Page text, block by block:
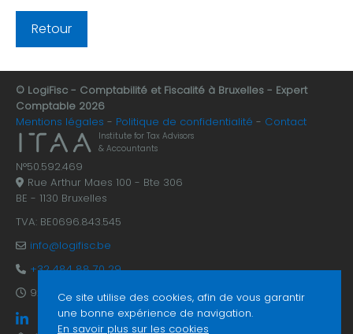
Retour
© LogiFisc - Comptabilité et Fiscalité à Bruxelles - Expert
Comptable 2026
Mentions légales
Politique de confidentialité Contact
Institute for Tax Advisors
& Accountants
N°50.592.469
Rue Arthur Maes 100 - Bte 306
BE - 1130 Bruxelles
TVA: BE0696.843.545
info@logifisc.be
+32 484 88 70 29
9:30 - 17:30 du lundi au vendredi
Ce site utilise des cookies, afin de vous garantir
une bonne expérience de navigation.
En savoir plus sur les cookies